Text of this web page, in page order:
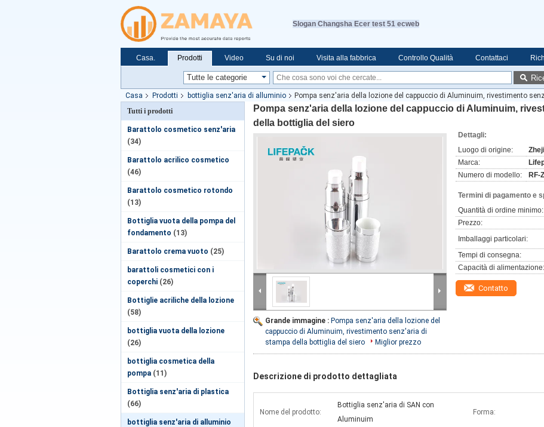
Slogan Changsha Ecer test 51 ecweb
Casa. Prodotti Video Su di noi Visita alla fabbrica Controllo Qualità Contattaci
Casa Prodotti bottiglia senz'aria di alluminio
Pompa senz'aria della lozione del cappuccio di Aluminuim, rivestimento
Tutti i prodotti
Barattolo cosmetico senz'aria
(34)
Barattolo acrilico cosmetico
(46)
Barattolo cosmetico rotondo
(13)
Bottiglia vuota della pompa del
fondamento (13)
Barattolo crema vuoto (25)
barattoli cosmetici con i
coperchi (26)
Bottiglie acriliche della lozione
(58)
bottiglia vuota della lozione
(26)
bottiglia cosmetica della
pompa (11)
Bottiglia senz'aria di plastica
(66)
bottiglia senz'aria di alluminio
Pompa senz'aria della lozione del cappuccio di Aluminuim,
della bottiglia del siero
Grande immagine : Pompa senz'aria della lozione del
cappuccio di Aluminuim, rivestimento senz'aria di
stampa della bottiglia del siero
Miglior prezzo
Dettagli:
Luogo di origine:
Marca:
Numero di modello:
RF-
Termini di pagamento e
Quantità di ordine minimo:
Prezzo:
Imballaggi particolari:
Tempi di consegna:
Capacità di alimentazione:
Contatto
Descrizione di prodotto dettagliata
Nome del prodotto:
Bottiglia senz'aria di SAN con
Aluminuim
Forma: